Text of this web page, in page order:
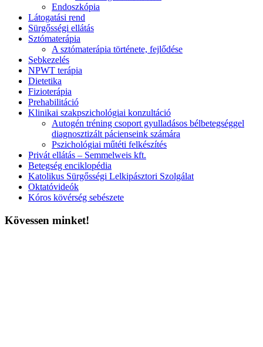
Endoszkópia
Látogatási rend
Sürgősségi ellátás
Sztómaterápia
A sztómaterápia története, fejlődése
Sebkezelés
NPWT terápia
Dietetika
Fizioterápia
Prehabilitáció
Klinikai szakpszichológiai konzultáció
Autogén tréning csoport gyulladásos bélbetegséggel
diagnosztizált pácienseink számára
Pszichológiai műtéti felkészítés
Privát ellátás – Semmelweis kft.
Betegség enciklopédia
Katolikus Sürgősségi Lelkipásztori Szolgálat
Oktatóvideók
Kóros kövérség sebészete
Kövessen minket!